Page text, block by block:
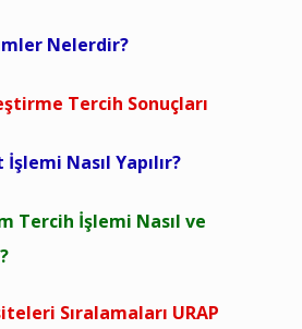
Nelerdir?
Tercih Sonuçları
Nasıl Yapılır?
Tercih İşlemi Nasıl ve
Sıralamaları URAP